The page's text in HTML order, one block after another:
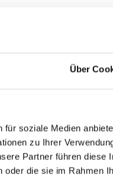
Über
soziale Medien
zu Ihrer
Partner führen diese
oder die sie im Rahmen
oder andere Stelle,
Stelle, der
bestimmten
jedoch nicht als
der betroffenen
oder des
Weise und
der die betroffene